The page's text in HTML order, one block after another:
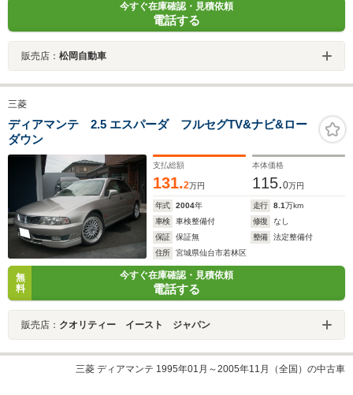
今すぐ在庫確認・見積依頼
電話する
販売店： 松岡自動車
三菱
ディアマンテ 2.5 エスパーダ フルセグTV&ナビ&ロー
ダウン
支払総額
131.2万円
本体価格
115.0万円
年式 2004年 走行 8.1万km
車検
車検整備付 修復
なし
保証
保証無 整備
法定整備付
住所
宮城県仙台市若林区
無
料
今すぐ在庫確認・見積依頼
電話する
販売店： クオリティー イースト ジャパン
三菱 ディアマンテ 1995年01月～2005年11月（全国）の中古車